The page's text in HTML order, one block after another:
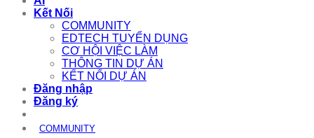
Kết Nối
COMMUNITY
EDTECH TUYỂN DỤNG
CƠ HỘI VIỆC LÀM
THÔNG TIN DỰ ÁN
KẾT NỐI DỰ ÁN
Đăng nhập
Đăng ký
COMMUNITY